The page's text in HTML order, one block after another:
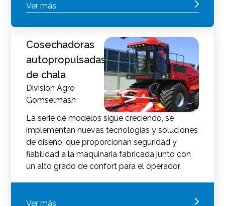
Ver más
Cosechadoras
autopropulsadas
de chala
División Agro
Gomselmash
La serie de modelos sigue creciendo, se
implementan nuevas tecnologías y soluciones
de diseño, que proporcionan seguridad y
fiabilidad a la maquinaria fabricada junto con
un alto grado de confort para el operador.
Ver más